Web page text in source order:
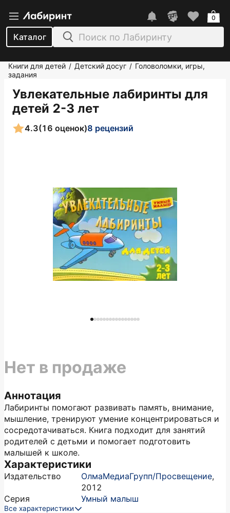
Каталог
0
Книги для детей / Детский досуг / Головоломки, игры,
задания
Увлекательные лабиринты для
детей 2-3 лет
4.3(16 оценок)8 рецензий
Аннотация
Лабиринты помогают развивать память, внимание,
мышление, тренируют умение концентрироваться и
сосредотачиваться. Книга подходит для занятий
родителей с детьми и помогает подготовить
малышей к школе.
Характеристики
Издательство ОлмаМедиаГрупп/Просвещение,
2012
Серия
Умный малыш
Все характеристики
Нет в продаже